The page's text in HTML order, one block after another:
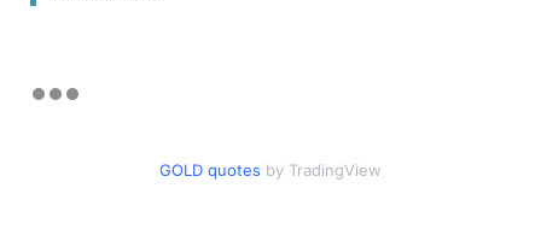
GOLD quotes by TradingView